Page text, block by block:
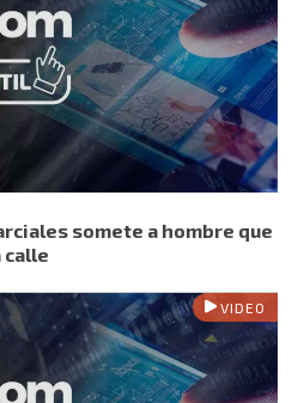
somete a hombre que
calle
VIDEO